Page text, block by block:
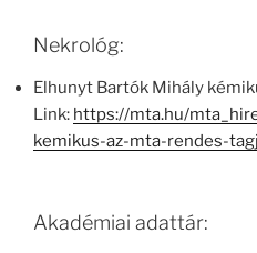
Nekrológ:
Elhunyt Bartók Mihály
Link: https://mta.hu/
kemikus-az-mta-rendes-
Akadémiai adattár: